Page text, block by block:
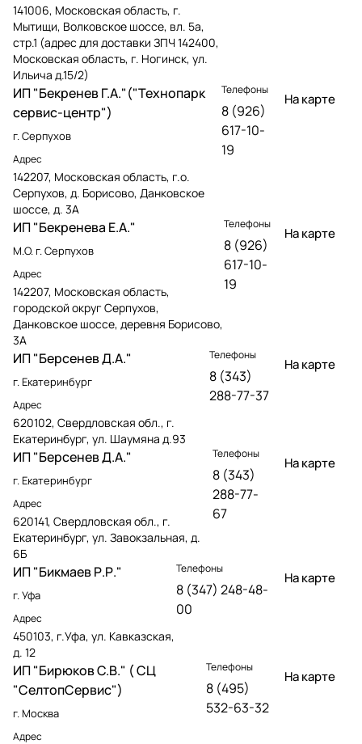
141006, Московская область, г.
Мытищи, Волковское шоссе, вл. 5а,
стр.1 (адрес для доставки ЗПЧ 142400,
Московская область, г. Ногинск, ул.
Ильича д.15/2)
ИП "Бекренев Г.А."("Технопарк
сервис-центр")
г. Серпухов
Адрес
142207, Московская область, г.о.
Серпухов, д. Борисово, Данковское
шоссе, д. 3А
Телефоны
8 (926)
617-10-
19
На карте
ИП "Бекренева Е.А."
М.О. г. Серпухов
Адрес
142207, Московская область,
городской округ Серпухов,
Данковское шоссе, деревня Борисово,
3А
Телефоны
8 (926)
617-10-
19
На карте
ИП "Берсенев Д.А."
г. Екатеринбург
Адрес
620102, Свердловская обл., г.
Екатеринбург, ул. Шаумяна д.93
Телефоны
8 (343)
288-77-37
На карте
ИП "Берсенев Д.А."
г. Екатеринбург
Адрес
620141, Свердловская обл., г.
Екатеринбург, ул. Завокзальная, д.
6Б
Телефоны
8 (343)
288-77-
67
На карте
ИП "Бикмаев Р.Р."
г. Уфа
Адрес
450103, г.Уфа, ул. Кавказская,
д. 12
Телефоны
8 (347) 248-48-
00
На карте
ИП "Бирюков С.В." ( СЦ
"СелтопСервис")
г. Москва
Адрес
Телефоны
8 (495)
532-63-32
На карте